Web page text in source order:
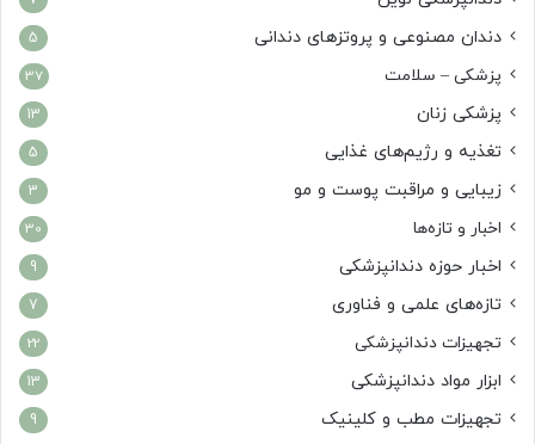
دندان مصنوعی و پروتزهای دندانی 5
پزشکی – سلامت 37
پزشکی زنان 13
تغذیه و رژیم‌های غذایی 5
زیبایی و مراقبت پوست و مو 3
اخبار و تازه‌ها 30
اخبار حوزه دندانپزشکی 9
تازه‌های علمی و فناوری 7
تجهیزات دندانپزشکی 22
ابزار مواد دندانپزشکی 13
تجهیزات مطب و کلینیک 9